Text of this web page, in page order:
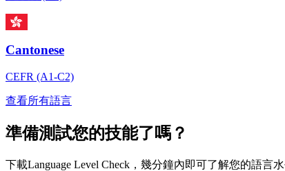
Cantonese
CEFR (A1-C2)
查看所有語言
準備測試您的技能了嗎？
下載Language Level Check，幾分鐘內即可了解您的語言